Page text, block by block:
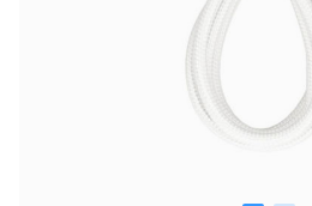
% картой любого банка